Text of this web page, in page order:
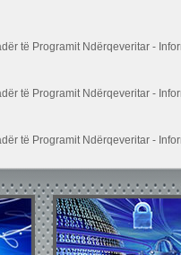
të Programit Ndërqeveritar -
të Programit Ndërqeveritar -
të Programit Ndërqeveritar -